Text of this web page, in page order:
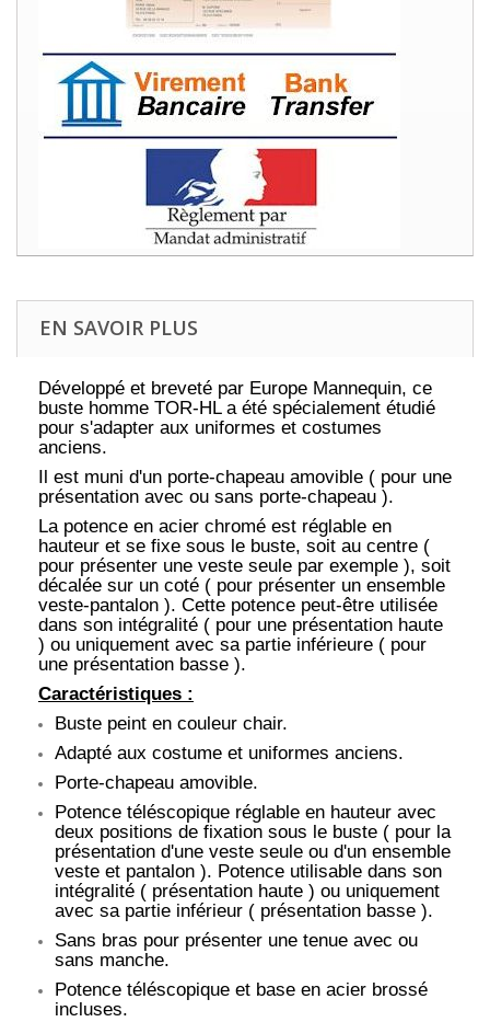
EN SAVOIR PLUS
Développé et breveté par Europe Mannequin, ce
buste homme TOR-HL a été spécialement étudié
pour s'adapter aux uniformes et costumes
anciens.
Il est muni d'un porte-chapeau amovible ( pour une
présentation avec ou sans porte-chapeau ).
La potence en acier chromé est réglable en
hauteur et se fixe sous le buste, soit au centre (
pour présenter une veste seule par exemple ), soit
décalée sur un coté ( pour présenter un ensemble
veste-pantalon ). Cette potence peut-être utilisée
dans son intégralité ( pour une présentation haute
) ou uniquement avec sa partie inférieure ( pour
une présentation basse ).
Caractéristiques :
Buste peint en couleur chair.
Adapté aux costume et uniformes anciens.
Porte-chapeau amovible.
Potence téléscopique réglable en hauteur avec
deux positions de fixation sous le buste ( pour la
présentation d'une veste seule ou d'un ensemble
veste et pantalon ). Potence utilisable dans son
intégralité ( présentation haute ) ou uniquement
avec sa partie inférieur ( présentation basse ).
Sans bras pour présenter une tenue avec ou
sans manche.
Potence téléscopique et base en acier brossé
incluses.